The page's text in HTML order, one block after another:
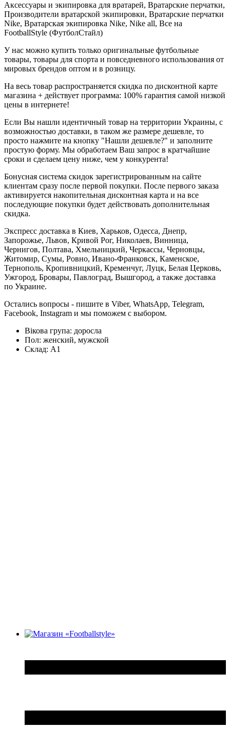
Аксессуары и экипировка для вратарей, Вратарские перчатки,
Производители вратарской экипировки, Вратарские перчатки
Nike, Вратарская экипировка Nike, Nike all, Все на
FootballStyle (ФутболСтайл)
У нас можно купить только оригинальные футбольные
товары, товары для спорта и повседневного использования от
мировых брендов оптом и в розницу.
На весь товар распространяется скидка по дисконтной карте
магазина + действует программа: 100% гарантия самой низкой
цены в интернете!
Если Вы нашли идентичный товар на территории Украины, с
возможностью доставки, в таком же размере дешевле, то
просто нажмите на кнопку "Нашли дешевле?" и заполните
простую форму. Мы обработаем Ваш запрос в кратчайшие
сроки и сделаем цену ниже, чем у конкурента!
Бонусная система скидок зарегистрированным на сайте
клиентам сразу после первой покупки. После первого заказа
активируется накопительная дисконтная карта и на все
последующие покупки будет действовать дополнительная
скидка.
Экспресс доставка в Киев, Харьков, Одесса, Днепр,
Запорожье, Львов, Кривой Рог, Николаев, Винница,
Чернигов, Полтава, Хмельницкий, Черкассы, Черновцы,
Житомир, Сумы, Ровно, Ивано-Франковск, Каменское,
Тернополь, Кропивницкий, Кременчуг, Луцк, Белая Церковь,
Ужгород, Бровары, Павлоград, Вышгород, а также доставка
по Украине.
Остались вопросы - пишите в Viber, WhatsApp, Telegram,
Facebook, Instagram и мы поможем с выбором.
Вікова група: доросла
Пол: женский, мужской
Склад: А1